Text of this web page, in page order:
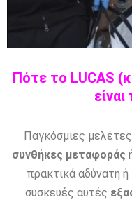
Πότε το LUCAS
Παγκόσμιες μελέτες
συνθήκες μεταφοράς
πρακτικά αδύνατη
συσκευές αυτές